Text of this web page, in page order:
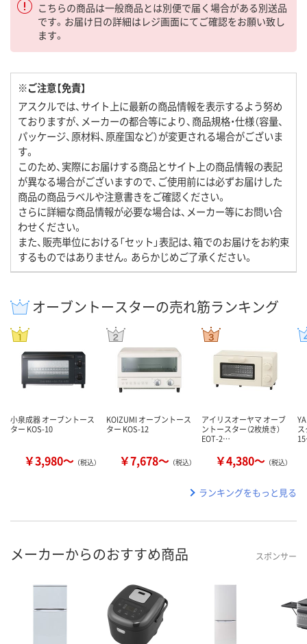
こちらの商品は一般商品とは別便で届く場合がある別送品
です。お届け日の詳細はレジ画面にてご確認をお願い致し
ます。
※ご注意【免責】
アスクルでは、サイト上に最新の商品情報を表示するよう努め
ておりますが、メーカーの都合等により、商品規格・仕様（容量、
パッケージ、原材料、原産国など）が変更される場合がございま
す。
このため、実際にお届けする商品とサイト上の商品情報の表記
が異なる場合がございますので、ご使用前には必ずお届けした
商品の商品ラベルや注意書きをご確認ください。
さらに詳細な商品情報が必要な場合は、メーカー等にお問い合
わせください。
また、販売単位における「セット」表記は、箱でのお届けをお約束
するものではありません。あらかじめご了承ください。
オーブントースターの売れ筋ランキング
小泉成器 オーブントース
ター KOS-10
￥3,980～ （税込）
KOIZUMI オーブントース
ター KOS-12
￥7,678～ （税込）
アイリスオーヤマ オーブ
ントースター（2枚焼き）
EOT-2…
￥4,380～ （税込）
ランキングをもっと見る
メーカーからのおすすめ商品 スポンサー